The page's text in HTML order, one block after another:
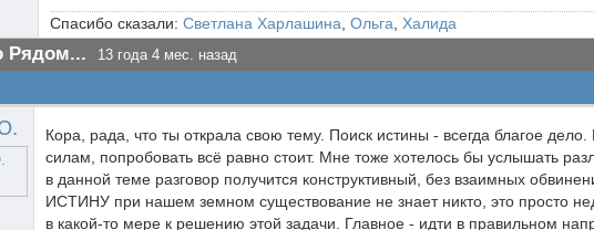
Спасибо сказали: Светлана Харлашина Ольга Халида
Рядом... 13 года 4 мес. назад
Кора, рада, что ты открала свою тему. Поиск истины - всегда благое
силам, попробовать всё равно стоит. Мне тоже хотелось бы услышать
в данной теме разговор получится конструктивный, без взаимных
ИСТИНУ при нашем земном существование не знает никто, это просто
в какой-то мере к решению этой задачи. Главное - идти в правильном